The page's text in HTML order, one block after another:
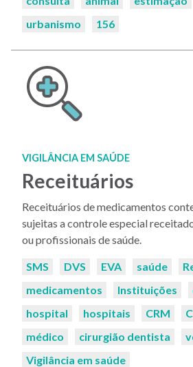
urbanismo
156
VIGILÂNCIA EM SAÚDE
Receituários
Receituários de medicamentos
sujeitas a controle especial
ou profissionais de saúde.
Palavras-
SMS DVS EVA saúde
medicamentos
Instituições
hospital
hospitais CRM
médico
cirurgião dentista
Vigilância em saúde